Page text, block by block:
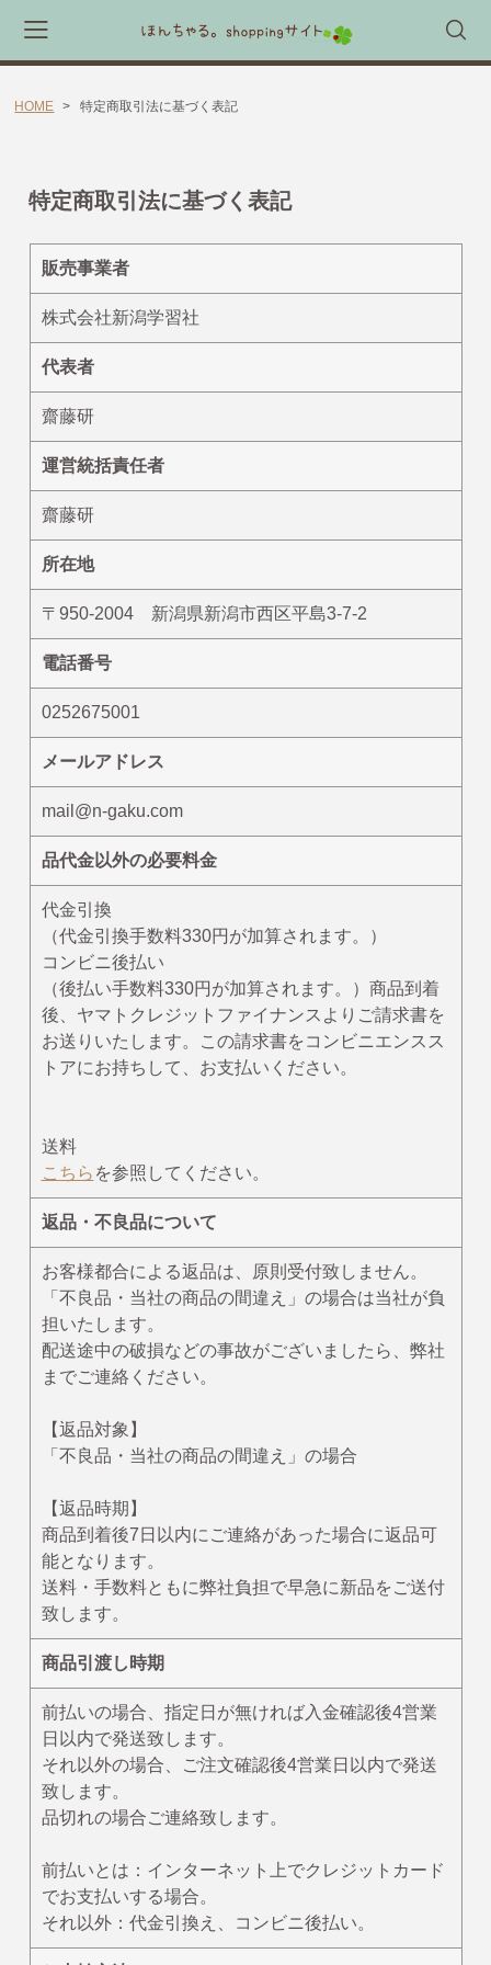
ラッピング素材
ほんちゃる。セレクトギフト
キャラックス
キャラクター靴下
【掘り出し物商品】
【Caféスタイル】
【帽子】
【小物】
【チュニティー・ポロシャツ・Tシャツ・長袖Tシャ
ツ・ジャージ】
【オリジナル抗菌割烹着(はらぺこあおむし・くまのが
《プチプライスエプロン》1,980円〜2,200円
くまのがっこう
ルルロロ
はらぺこあおむし
こぐまちゃんえほん
11ぴきのねこ
めがねうさぎ・ねないこだれだ・おばけのてんぷら
ねずみくんのチョッキ
ムーミン＆リトルミイ
ノンタン
フレデリック・レオレオニ
きんぎょがにげた
スヌーピー
ぶたのたね
おさるのジョージ
ばけばけばけばけばけたくん
くませんせい
ミッフィー・Ⅾick Bruna
トムとジェリー
にじいろのさかな
おまえうまそうだな
ねずみさんのながいパン
パンどろぼう
パンダのおさじ
ハムスたんてい
すみっコぐらし
mofusand
HOME 特定商取引法に基づく表記
特定商取引法に基づく表記
販売事業者
株式会社新潟学習社
代表者
齋藤研
運営統括責任者
齋藤研
所在地
〒950-2004 新潟県新潟市西区平島3-7-2
電話番号
0252675001
メールアドレス
mail@n-gaku.com
品代金以外の必要料金
代金引換
（代金引換手数料330円が加算されます。）
コンビニ後払い
（後払い手数料330円が加算されます。）商品到着
後、ヤマトクレジットファイナンスよりご請求書を
お送りいたします。この請求書をコンビニエンスス
トアにお持ちして、お支払いください。
送料
こちら を参照してください。
返品・不良品について
お客様都合による返品は、原則受付致しません。
「不良品・当社の商品の間違え」の場合は当社が負
担いたします。
配送途中の破損などの事故がございましたら、弊社
までご連絡ください。
【返品対象】
「不良品・当社の商品の間違え」の場合
【返品時期】
商品到着後7日以内にご連絡があった場合に返品可
能となります。
送料・手数料ともに弊社負担で早急に新品をご送付
致します。
商品引渡し時期
前払いの場合、指定日が無ければ入金確認後4営業
日以内で発送致します。
それ以外の場合、ご注文確認後4営業日以内で発送
致します。
品切れの場合ご連絡致します。
前払いとは：インターネット上でクレジットカード
でお支払いする場合。
それ以外：代金引換え、コンビニ後払い。